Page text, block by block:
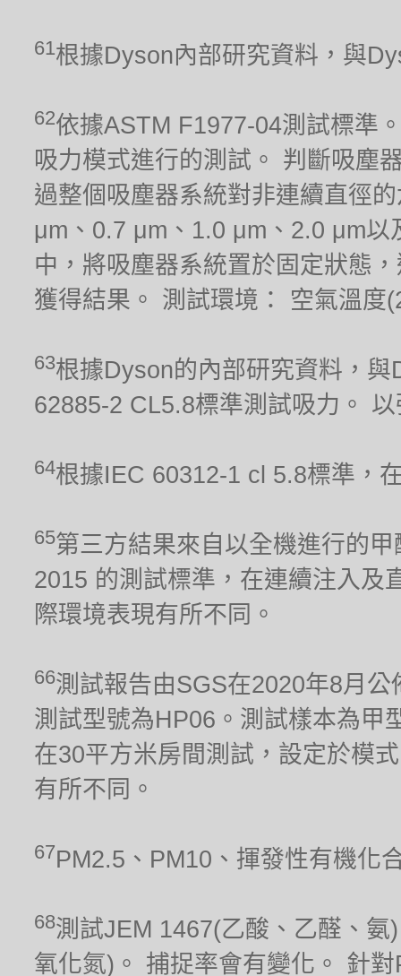
61根據Dyson內部研究資料，與
62依據ASTM F1977-04測試標準
吸力模式進行的測試。 判斷吸塵
過整個吸塵器系統對非連續直徑
μm、0.7 μm、1.0 μm、2.0 μm
中，將吸塵器系統置於固定狀態
獲得結果。 測試環境： 空氣溫度
63根據Dyson的內部研究資料，
62885-2 CL5.8標準測試吸力。
64根據IEC 60312-1 cl 5.8標準，
65第三方結果來自以全機進行的
2015 的測試標準，在連續注入及
際環境表現有所不同。
66測試報告由SGS在2020年8月
測試型號為HP06。測試樣本為甲
在30平方米房間測試，設定於模
有所不同。
67PM2.5、PM10、揮發性有機化
68測試JEM 1467(乙酸、乙醛、
氧化氮)。 捕捉率會有變化。 針